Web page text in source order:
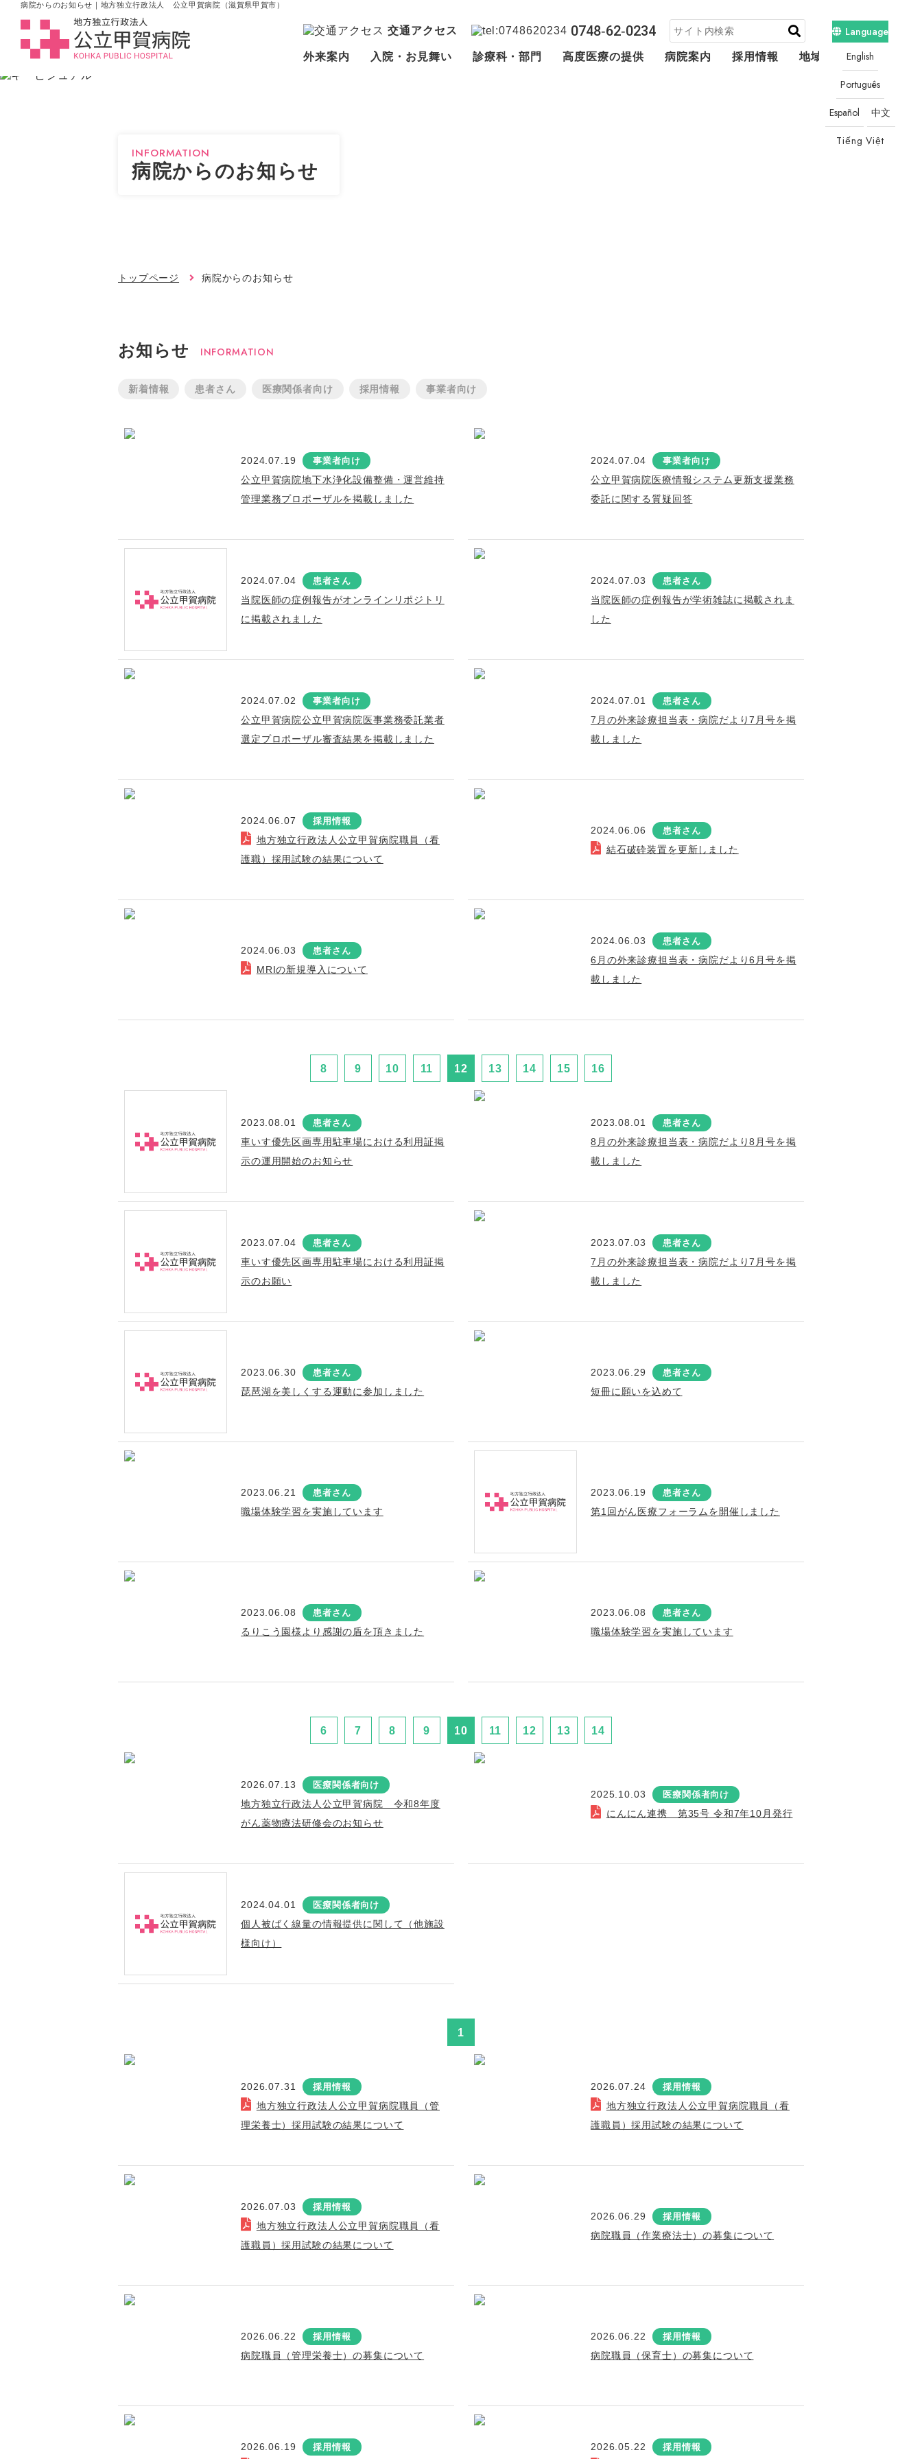
病院からのお知らせ｜地方独立行政法人 公立甲賀病院（滋賀県甲賀市）
交通アクセス 0748‐62‐0234
Language
English
Português
Español 中文
Tiếng Việt
外来案内 入院・お見舞い 診療科・部門 高度医療の提供 病院案内 採用情報 地域連携・相談
INFORMATION
病院からのお知らせ
トップページ 病院からのお知らせ
お知らせ INFORMATION
新着情報 患者さん 医療関係者向け 採用情報 事業者向け
2024.07.19 事業者向け
公立甲賀病院地下水浄化設備整備・運営維持
管理業務プロポーザルを掲載しました
2024.07.04 事業者向け
公立甲賀病院医療情報システム更新支援業務
委託に関する質疑回答
2024.07.04 患者さん
当院医師の症例報告がオンラインリポジトリ
に掲載されました
2024.07.03 患者さん
当院医師の症例報告が学術雑誌に掲載されま
した
2024.07.02 事業者向け
公立甲賀病院公立甲賀病院医事業務委託業者
選定プロポーザル審査結果を掲載しました
2024.07.01 患者さん
7月の外来診療担当表・病院だより7月号を掲
載しました
2024.06.07 採用情報
地方独立行政法人公立甲賀病院職員（看
護職）採用試験の結果について
2024.06.06 患者さん
結石破砕装置を更新しました
2024.06.03 患者さん
MRIの新規導入について
2024.06.03 患者さん
6月の外来診療担当表・病院だより6月号を掲
載しました
8 9 10 11 12 13 14 15 16
2023.08.01 患者さん
車いす優先区画専用駐車場における利用証掲
示の運用開始のお知らせ
2023.08.01 患者さん
8月の外来診療担当表・病院だより8月号を掲
載しました
2023.07.04 患者さん
車いす優先区画専用駐車場における利用証掲
示のお願い
2023.07.03 患者さん
7月の外来診療担当表・病院だより7月号を掲
載しました
2023.06.30 患者さん
琵琶湖を美しくする運動に参加しました
2023.06.29 患者さん
短冊に願いを込めて
2023.06.21 患者さん
職場体験学習を実施しています
2023.06.19 患者さん
第1回がん医療フォーラムを開催しました
2023.06.08 患者さん
るりこう園様より感謝の盾を頂きました
2023.06.08 患者さん
職場体験学習を実施しています
6 7 8 9 10 11 12 13 14
2026.07.13 医療関係者向け
地方独立行政法人公立甲賀病院 令和8年度
がん薬物療法研修会のお知らせ
2025.10.03 医療関係者向け
にんにん連携 第35号 令和7年10月発行
2024.04.01 医療関係者向け
個人被ばく線量の情報提供に関して（他施設
様向け）
1
2026.07.31 採用情報
地方独立行政法人公立甲賀病院職員（管
理栄養士）採用試験の結果について
2026.07.24 採用情報
地方独立行政法人公立甲賀病院職員（看
護職員）採用試験の結果について
2026.07.03 採用情報
地方独立行政法人公立甲賀病院職員（看
護職員）採用試験の結果について
2026.06.29 採用情報
病院職員（作業療法士）の募集について
2026.06.22 採用情報
病院職員（管理栄養士）の募集について
2026.06.22 採用情報
病院職員（保育士）の募集について
2026.06.19 採用情報 2026.05.22 採用情報